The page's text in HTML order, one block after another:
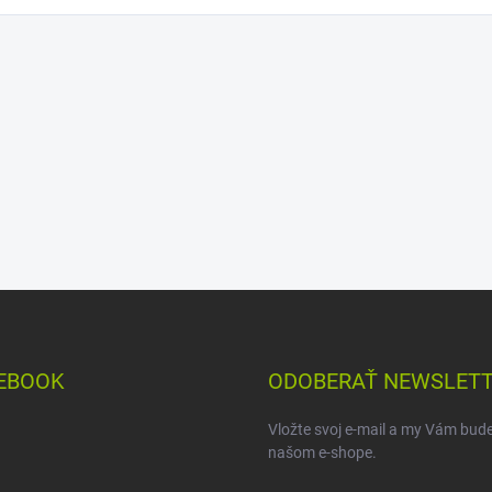
ODOBERAŤ
Vložte svoj e-mail a my Vám
našom e-shope.